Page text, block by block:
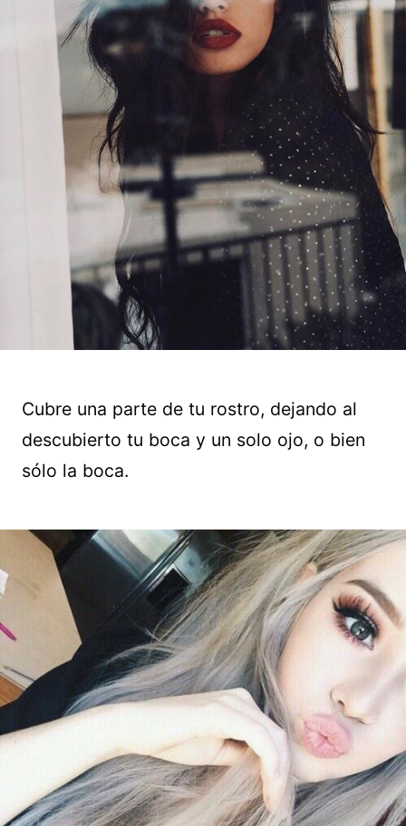
Cubre una parte de tu rostro, dejando al
descubierto tu boca y un solo ojo, o bien
sólo la boca.